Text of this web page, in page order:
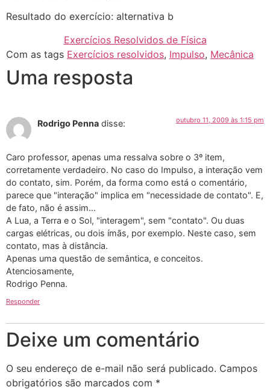
Resultado do exercício: alternativa b
Exercícios Resolvidos de Física
Com as tags Exercícios resolvidos, Impulso, Mecânica
Uma resposta
Rodrigo Penna disse: outubro 11, 2009 às 1:15 pm
Caro professor, apenas uma ressalva sobre o 3º item,
corretamente verdadeiro. No caso do Impulso, a interação vem
do contato, sim. Porém, da forma como está o comentário,
parece que "interação" implica em "necessidade de contato". E,
de fato, não é assim…
A Lua, a Terra e o Sol, "interagem", sem "contato". Ou duas
cargas elétricas, ou dois ímãs, por exemplo. Neste caso, sem
contato, mas à distância.
Apenas uma questão de semântica, e conceitos.
Atenciosamente,
Rodrigo Penna.
Responder
Deixe um comentário
O seu endereço de e-mail não será publicado. Campos
obrigatórios são marcados com *